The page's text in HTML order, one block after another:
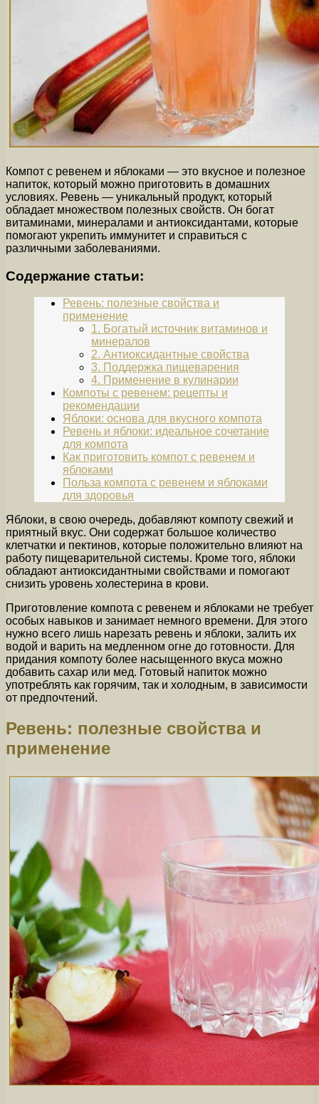
Компот с ревенем и яблоками — это вкусное и полезное
напиток, который можно приготовить в домашних
условиях. Ревень — уникальный продукт, который
обладает множеством полезных свойств. Он богат
витаминами, минералами и антиоксидантами, которые
помогают укрепить иммунитет и справиться с
различными заболеваниями.
Содержание статьи:
Ревень: полезные свойства и
применение
1. Богатый источник витаминов и
минералов
2. Антиоксидантные свойства
3. Поддержка пищеварения
4. Применение в кулинарии
Компоты с ревенем: рецепты и
рекомендации
Яблоки: основа для вкусного компота
Ревень и яблоки: идеальное сочетание
для компота
Как приготовить компот с ревенем и
яблоками
Польза компота с ревенем и яблоками
для здоровья
Яблоки, в свою очередь, добавляют компоту свежий и
приятный вкус. Они содержат большое количество
клетчатки и пектинов, которые положительно влияют на
работу пищеварительной системы. Кроме того, яблоки
обладают антиоксидантными свойствами и помогают
снизить уровень холестерина в крови.
Приготовление компота с ревенем и яблоками не требует
особых навыков и занимает немного времени. Для этого
нужно всего лишь нарезать ревень и яблоки, залить их
водой и варить на медленном огне до готовности. Для
придания компоту более насыщенного вкуса можно
добавить сахар или мед. Готовый напиток можно
употреблять как горячим, так и холодным, в зависимости
от предпочтений.
Ревень: полезные свойства и
применение